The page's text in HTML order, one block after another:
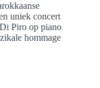
uniek concert
Piro op piano
hommage